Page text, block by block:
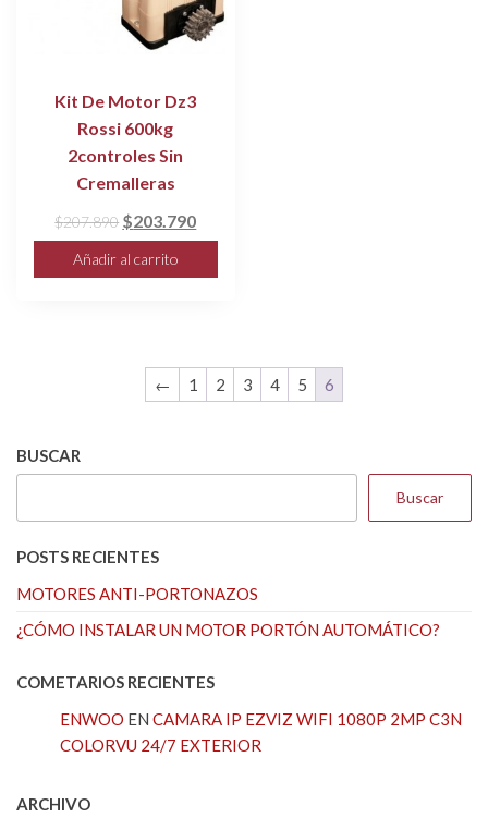
Kit De Motor Dz3
Rossi 600kg
2controles Sin
Cremalleras
$207.890 El
precio
original
$203.790El
precio
actual
Añadir al carrito
← 1 2 3 4 5 6
BUSCAR
Buscar
POSTS RECIENTES
MOTORES ANTI-PORTONAZOS
¿CÓMO INSTALAR UN MOTOR PORTÓN AUTOMÁTICO?
COMETARIOS RECIENTES
ENWOO EN CAMARA IP EZVIZ WIFI 1080P 2MP C3N
COLORVU 24/7 EXTERIOR
ARCHIVO